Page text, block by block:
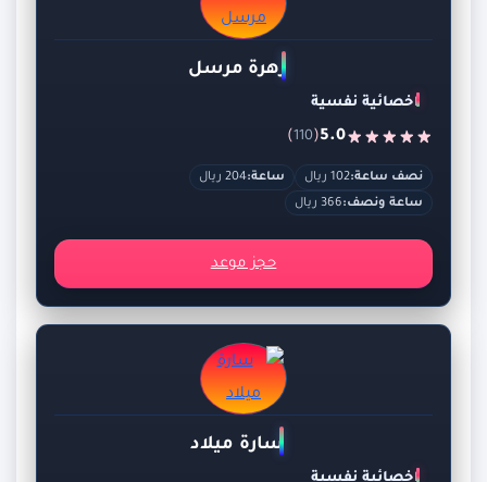
زهرة مرسل
اخصائية نفسية
5.0
(
110
)
نصف ساعة:102 ريال ساعة:204 ريال
ساعة ونصف:366 ريال
حجز موعد
سارة ميلاد